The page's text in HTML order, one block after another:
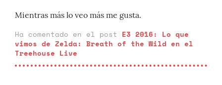
Mientras más lo veo más me gusta.
Ha comentado en el post E3 2016: Lo que
vimos de Zelda: Breath of the Wild en el
Treehouse Live